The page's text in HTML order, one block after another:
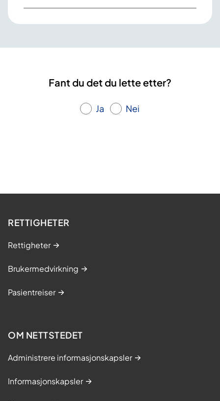
Fant du det du lette etter?
Ja Nei
RETTIGHETER
Rettigheter
Brukermedvirkning
Pasientreiser
OM NETTSTEDET
Administrere informasjonskapsler
Informasjonskapsler